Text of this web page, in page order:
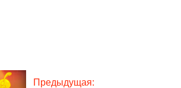
Предыдущая: